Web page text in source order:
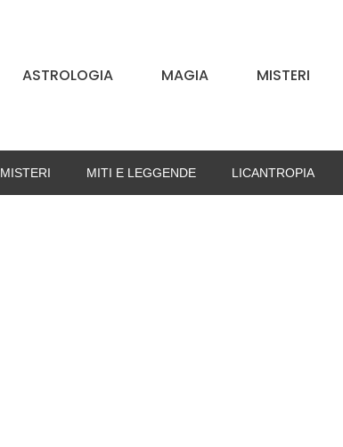
ASTROLOGIA MAGIA MISTERI
MISTERI MITI E LEGGENDE LICANTROPIA